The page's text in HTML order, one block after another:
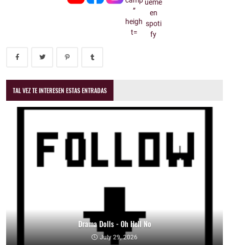
TAL VEZ TE INTERESEN ESTAS ENTRADAS
Drama Dolls - Oh Hell No
July 29, 2026